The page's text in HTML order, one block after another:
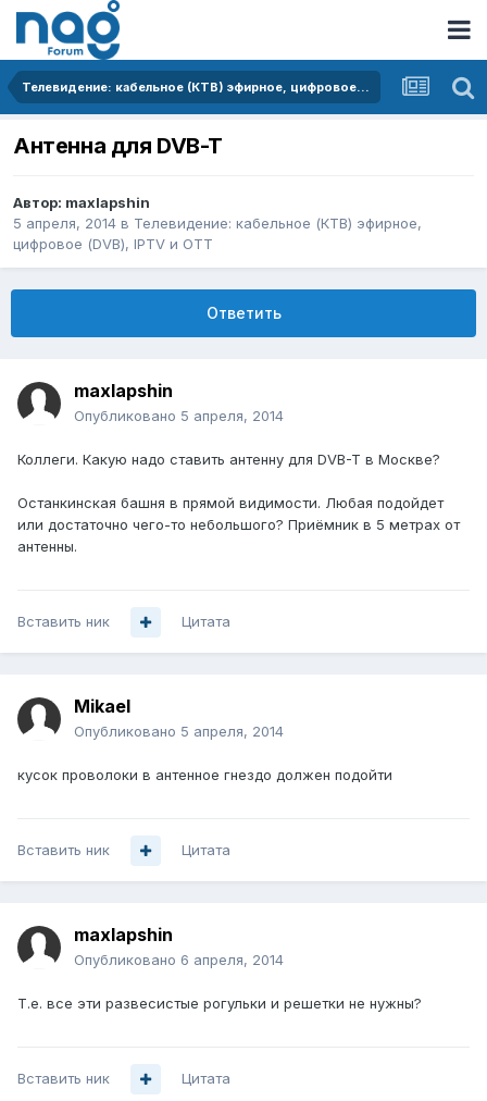
Телевидение: кабельное (КТВ) эфирное, цифровое (DVB), IPTV и OTT
Антенна для DVB-T
Автор: maxlapshin
5 апреля, 2014 в Телевидение: кабельное (КТВ) эфирное,
цифровое (DVB), IPTV и OTT
Ответить
maxlapshin
Опубликовано 5 апреля, 2014
Коллеги. Какую надо ставить антенну для DVB-T в Москве?
Останкинская башня в прямой видимости. Любая подойдет
или достаточно чего-то небольшого? Приёмник в 5 метрах от
антенны.
Вставить ник Цитата
Mikael
Опубликовано 5 апреля, 2014
кусок проволоки в антенное гнездо должен подойти
Вставить ник Цитата
maxlapshin
Опубликовано 6 апреля, 2014
Т.е. все эти развесистые рогульки и решетки не нужны?
Вставить ник Цитата